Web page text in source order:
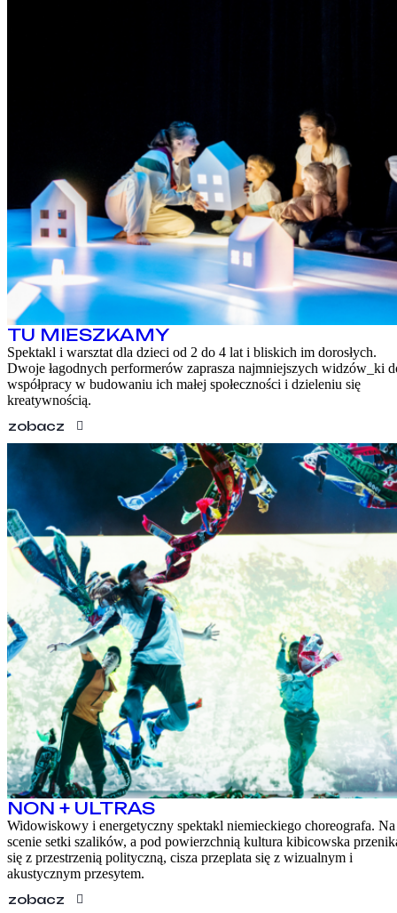
TU MIESZKAMY
Spektakl i warsztat dla dzieci od 2 do 4 lat i bliskich im dorosłych.
Dwoje łagodnych performerów zaprasza najmniejszych widzów_ki
współpracy w budowaniu ich małej społeczności i dzieleniu się
kreatywnością.
zobacz
NON + ULTRAS
Widowiskowy i energetyczny spektakl niemieckiego choreografa. Na
scenie setki szalików, a pod powierzchnią kultura kibicowska
się z przestrzenią polityczną, cisza przeplata się z wizualnym i
akustycznym przesytem.
zobacz